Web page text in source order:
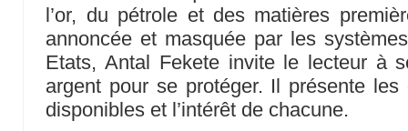
l’or, du pétrole et des matières
annoncée et masquée par les
Etats, Antal Fekete invite le lecteur à
argent pour se protéger. Il présente les
disponibles et l’intérêt de chacune.